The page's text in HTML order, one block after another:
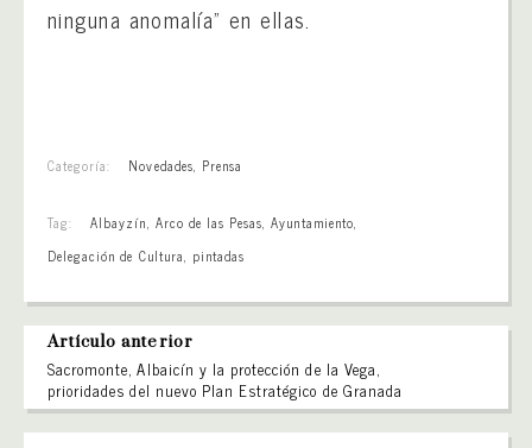
ninguna anomalía” en ellas.
Categoría: Novedades, Prensa
Tag: Albayzín, Arco de las Pesas,Ayuntamiento,
Delegación de Cultura, pintadas
Artículo anterior
Sacromonte, Albaicín y la protección de la Vega,
prioridades del nuevo Plan Estratégico de Granada